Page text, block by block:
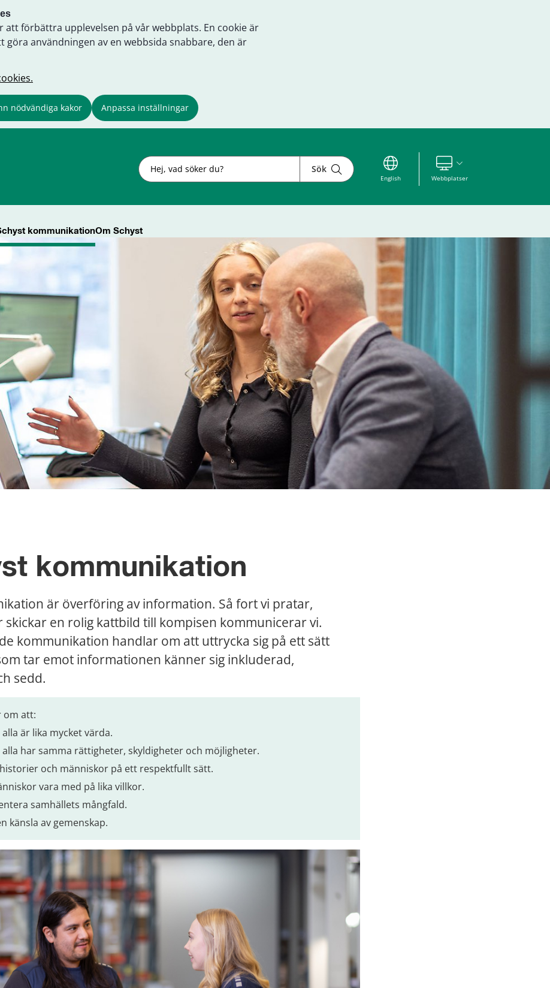
att förbättra upplevelsen på vår webbplats. En cookie är
göra användningen av en webbsida snabbare, den är
nödvändiga kakor Anpassa inställningar
Sök Sök
English WebbplatserVisa våra andra webbplatser
kommunikationOm Schyst
kommunikation
är överföring av information. Så fort vi pratar,
skickar en rolig kattbild till kompisen kommunicerar vi.
kommunikation handlar om att uttrycka sig på ett sätt
tar emot informationen känner sig inkluderad,
sedd.
om att:
är lika mycket värda.
alla har samma rättigheter, skyldigheter och möjligheter.
och människor på ett respektfullt sätt.
vara med på lika villkor.
samhällets mångfald.
känsla av gemenskap.